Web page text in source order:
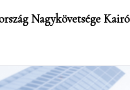
Nagykövetsége Kairó